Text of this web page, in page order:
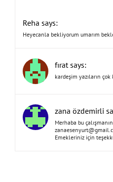
Reha says:
Heyecanla bekliyorum umarım
fırat says:
kardeşim yazıların
zana özdemirli
Merhaba bu
Emekleriniz için